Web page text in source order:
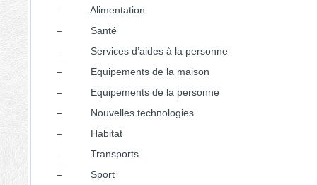
– Alimentation
– Santé
– Services d’aides à la personne
– Equipements de la maison
– Equipements de la personne
– Nouvelles technologies
– Habitat
– Transports
– Sport